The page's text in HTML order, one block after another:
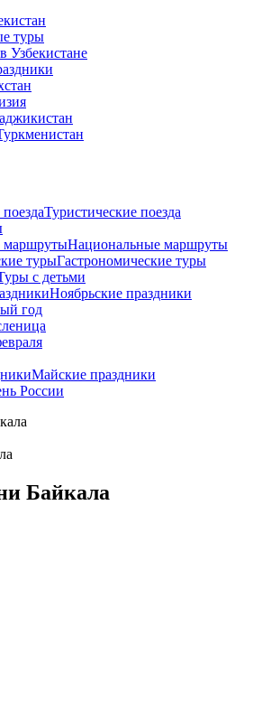
туры
Узбекистане
Туристические поезда
Национальные маршруты
Гастрономические туры
с детьми
Ноябрьские праздники
год
Майские праздники
России
Байкала